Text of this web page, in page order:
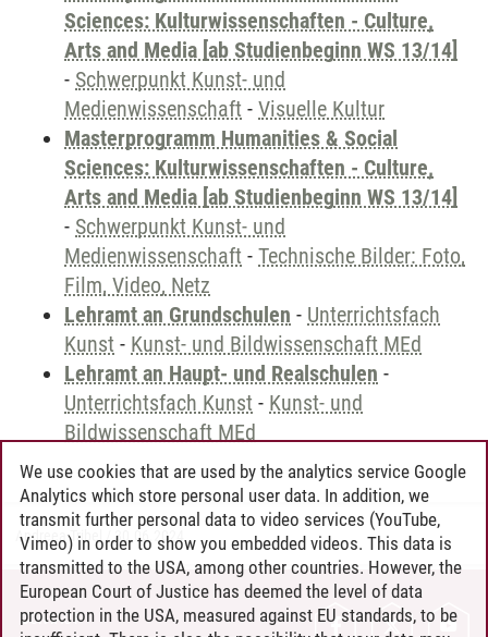
Sciences: Kulturwissenschaften - Culture,
Arts and Media [ab Studienbeginn WS 13/14]
- Schwerpunkt Kunst- und
Medienwissenschaft - Visuelle Kultur
Masterprogramm Humanities & Social
Sciences: Kulturwissenschaften - Culture,
Arts and Media [ab Studienbeginn WS 13/14]
- Schwerpunkt Kunst- und
Medienwissenschaft - Technische Bilder: Foto,
Film, Video, Netz
Lehramt an Grundschulen - Unterrichtsfach
Kunst - Kunst- und Bildwissenschaft MEd
Lehramt an Haupt- und Realschulen -
Unterrichtsfach Kunst - Kunst- und
Bildwissenschaft MEd
Andreea Tribel 30.06.2024
CONTACT
We use cookies that are used by the analytics service Google
Analytics which store personal user data. In addition, we
transmit further personal data to video services (YouTube,
Vimeo) in order to show you embedded videos. This data is
transmitted to the USA, among other countries. However, the
European Court of Justice has deemed the level of data
protection in the USA, measured against EU standards, to be